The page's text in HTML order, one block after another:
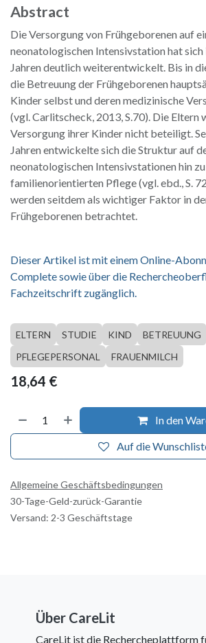
Abstract
Die Versorgung von Frühgeborenen auf
neonatologischen Intensivstation hat sich
Jahren deutlich weiterentwickelt. Bis in
die Betreuung der Frühgeborenen
Kinder selbst und deren medizinische
(vgl. Carlitscheck, 2013, S.70). Die Eltern
Versorgung ihrer Kinder nicht beteiligt.
Jahren entwickelte sich die Struktur auf
neonatologischen Intensivstationen hin
familienorientierten Pflege (vgl. ebd., S.
werden seitdem als wichtiger Faktor in
Frühgeborenen betrachtet.
Dieser Artikel ist mit einem Online-
Complete sowie über die
Fachzeitschrift zugänglich.
ELTERN STUDIE KIND
BETREUUNG
PFLEGEPERSONAL
FRAUENMILCH
18,64 €
In den
Auf die
Allgemeine Geschäftsbedingungen
30-Tage-Geld-zurück-Garantie
Versand: 2-3 Geschäftstage
Über CareLit
CareLit ist die Rechercheplattform